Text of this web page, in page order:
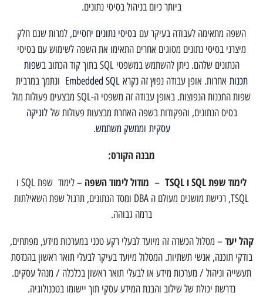
ביותר כיום בניהול בסיסי נתונים.
השפה מתאימה לעבודה בעיקר עם בסיסי נתונים יחסיים, למרות שגם חלק
מיצרני בסיסי נתונים מסוגים אחרים התאימו את השפה לשימוש עם בסיסי
הנתונים שלהם. ניתן להשתמש במשפטי SQL בתוך קוד הכתוב ב
שפות
תכנות אחרות. אופן עבודה נפוץ זה נקראEmbedded SQL ונתמך במרבית
שפות התכנות הנפוצות. באופן עבודה זה משפטי ה-SQL מבצעים פעולות מול
בסיס הנתונים, והפקודות בשפה האחרת מבצעות פעולות שללוגיקה
עסקית וממשק משתמש.
מבנה הקורס:
לימוד שפתSQLו TSQL
– מודול לימוד השפה
– לימוד שפת SQL ו
TSQL, רכישת מושגים מעולם ה DBA ומסד הנתונים, תרגול שפת השאילתות
ברמה גבוהה.
קהל יעד– מסלול הכשרה זה מיועד לבעלי רקע טכני במערכות מידע, מפתחים,
בודקי תוכנה, אנשי תשתיות. המסלול מיועד בעיקר לבעלי תואר ראשון בהנדסת
תעשייה וניהול / מערכות מידע או לבעלי תואר ראשון בכלכלה / מנהל עסקים.
נדרשת יכולת של שילוב והבנת המידע עסקי תוך יישומו בטכנולוגיה.